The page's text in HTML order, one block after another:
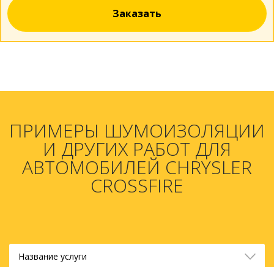
Заказать
ПРИМЕРЫ ШУМОИЗОЛЯЦИИ
И ДРУГИХ РАБОТ ДЛЯ
АВТОМОБИЛЕЙ CHRYSLER
CROSSFIRE
Название услуги